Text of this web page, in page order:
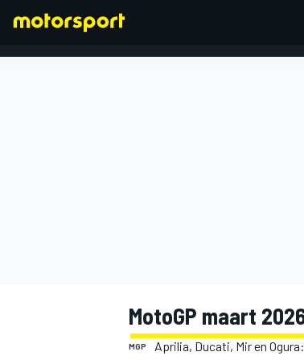
MotoGP maart
MGP Aprilia, Ducati, Mir en